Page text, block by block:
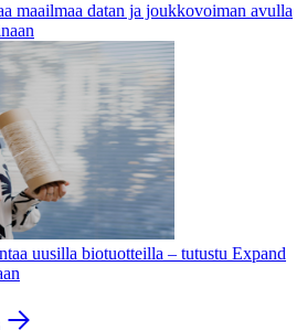
maailmaa datan ja joukkovoiman avulla
uusilla biotuotteilla – tutustu Expand